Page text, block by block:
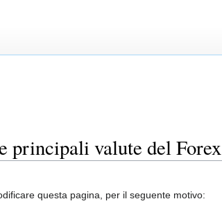
principali valute del Forex
questa pagina, per il seguente motivo: